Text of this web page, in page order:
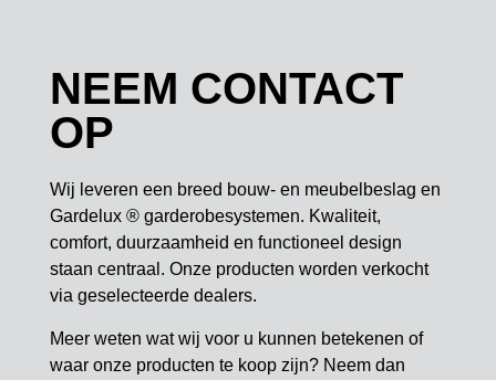
NEEM CONTACT
OP
Wij leveren een breed bouw- en meubelbeslag en
Gardelux ® garderobesystemen. Kwaliteit,
comfort, duurzaamheid en functioneel design
staan centraal. Onze producten worden verkocht
via geselecteerde dealers.
Meer weten wat wij voor u kunnen betekenen of
waar onze producten te koop zijn? Neem dan